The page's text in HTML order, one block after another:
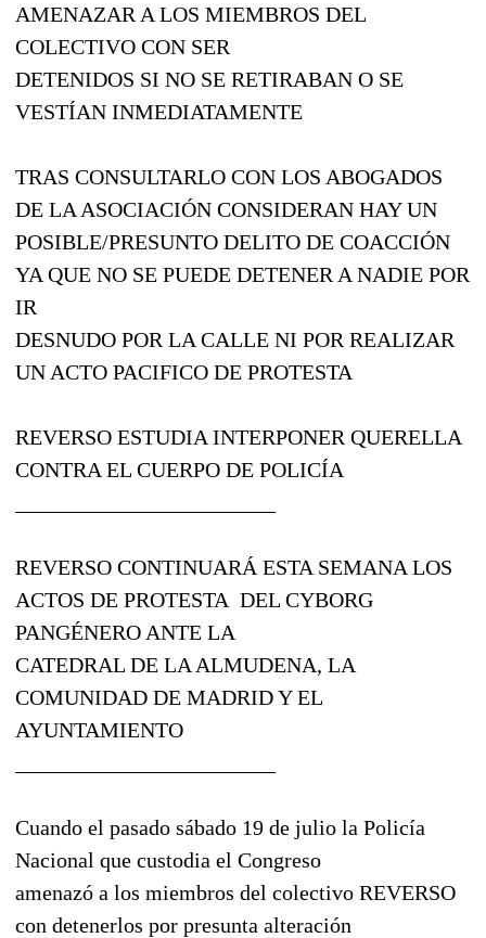
AMENAZAR A LOS MIEMBROS DEL
COLECTIVO CON SER
DETENIDOS SI NO SE RETIRABAN O SE
VESTÍAN INMEDIATAMENTE
TRAS CONSULTARLO CON LOS ABOGADOS
DE LA ASOCIACIÓN CONSIDERAN HAY UN
POSIBLE/PRESUNTO DELITO DE COACCIÓN
YA QUE NO SE PUEDE DETENER A NADIE POR
IR
DESNUDO POR LA CALLE NI POR REALIZAR
UN ACTO PACIFICO DE PROTESTA
REVERSO ESTUDIA INTERPONER QUERELLA
CONTRA EL CUERPO DE POLICÍA
REVERSO CONTINUARÁ ESTA SEMANA LOS
ACTOS DE PROTESTA DEL CYBORG
PANGÉNERO ANTE LA
CATEDRAL DE LA ALMUDENA, LA
COMUNIDAD DE MADRID Y EL
AYUNTAMIENTO
Cuando el pasado sábado 19 de julio la Policía
Nacional que custodia el Congreso
amenazó a los miembros del colectivo REVERSO
con detenerlos por presunta alteración